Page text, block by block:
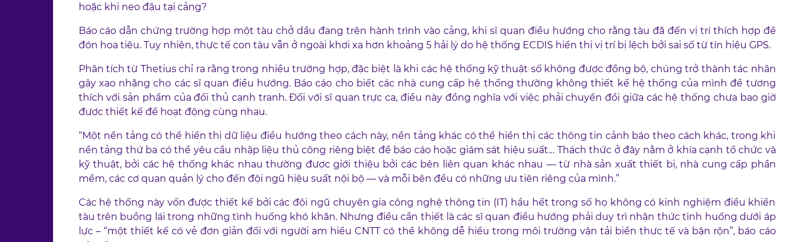
hoặc khi neo đậu tại cảng?
Báo cáo dẫn chứng trường hợp một tàu chở dầu đang trên hành trình vào cảng, khi sĩ quan điều hướng cho rằng tàu đã đến vị trí thích hợp để
đón hoa tiêu. Tuy nhiên, thực tế con tàu vẫn ở ngoài khơi xa hơn khoảng 5 hải lý do hệ thống ECDIS hiển thị vị trí bị lệch bởi sai số từ tín hiệu GPS.
Phân tích từ Thetius chỉ ra rằng trong nhiều trường hợp, đặc biệt là khi các hệ thống kỹ thuật số không được đồng bộ, chúng trở thành tác nhân
gây xao nhãng cho các sĩ quan điều hướng. Báo cáo cho biết các nhà cung cấp hệ thống thường không thiết kế hệ thống của mình để tương
thích với sản phẩm của đối thủ cạnh tranh. Đối với sĩ quan trực ca, điều này đồng nghĩa với việc phải chuyển đổi giữa các hệ thống chưa bao giờ
được thiết kế để hoạt động cùng nhau.
“Một nền tảng có thể hiển thị dữ liệu điều hướng theo cách này, nền tảng khác có thể hiển thị các thông tin cảnh báo theo cách khác, trong khi
nền tảng thứ ba có thể yêu cầu nhập liệu thủ công riêng biệt để báo cáo hoặc giám sát hiệu suất… Thách thức ở đây nằm ở khía cạnh tổ chức và
kỹ thuật, bởi các hệ thống khác nhau thường được giới thiệu bởi các bên liên quan khác nhau — từ nhà sản xuất thiết bị, nhà cung cấp phần
mềm, các cơ quan quản lý cho đến đội ngũ hiệu suất nội bộ — và mỗi bên đều có những ưu tiên riêng của mình.”
Các hệ thống này vốn được thiết kế bởi các đội ngũ chuyên gia công nghệ thông tin (IT) hầu hết trong số họ không có kinh nghiệm điều khiển
tàu trên buồng lái trong những tình huống khó khăn. Nhưng điều cần thiết là các sĩ quan điều hướng phải duy trì nhận thức tình huống dưới áp
lực – “một thiết kế có vẻ đơn giản đối với người am hiểu CNTT có thể không dễ hiểu trong môi trường vận tải biển thực tế và bận rộn”, báo cáo